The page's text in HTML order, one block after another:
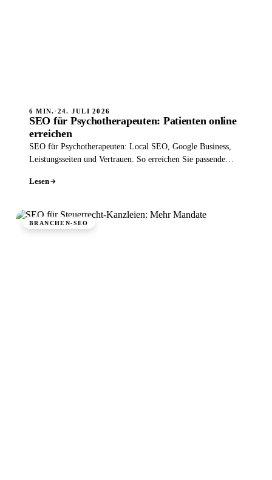
6 MIN.· 24. JULI 2026
SEO für Psychotherapeuten: Patienten online
erreichen
SEO für Psychotherapeuten: Local SEO, Google Business,
Leistungsseiten und Vertrauen. So erreichen Sie passende
Lesen
BRANCHEN-SEO